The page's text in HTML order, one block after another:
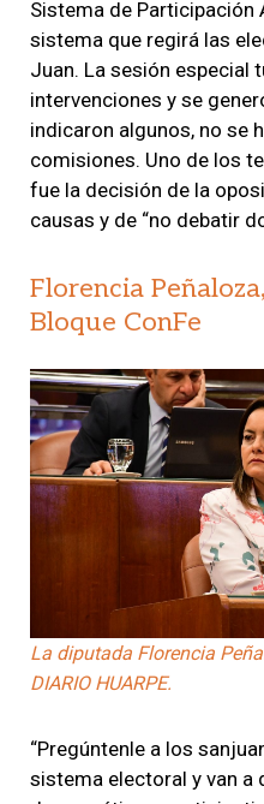
Sistema de Participación
sistema que regirá las
Juan. La sesión especial
intervenciones y se
indicaron algunos, no se
comisiones. Uno de los
fue la decisión de la
causas y de “no debatir
Florencia
Bloque ConFe
La diputada Florencia
DIARIO HUARPE.
“Pregúntenle a los
sistema electoral y van a